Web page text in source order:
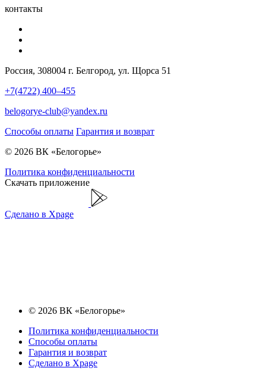
контакты
Россия, 308004 г. Белгород, ул. Щорса 51
+7(4722) 400–455
belogorye-club@yandex.ru
Способы оплаты Гарантия и возврат
© 2026 ВК «Белогорье»
Политика конфиденциальности
Скачать приложение
Сделано в Xpage
© 2026 ВК «Белогорье»
Политика конфиденциальности
Способы оплаты
Гарантия и возврат
Сделано в Xpage